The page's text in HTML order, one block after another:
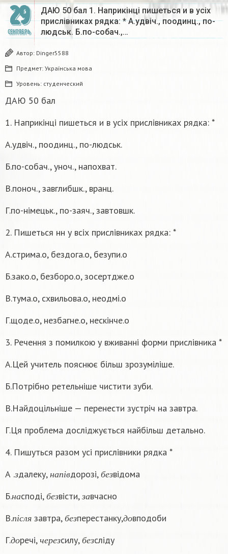
29
СЕНТЯБРЬ
ДАЮ 50 бал 1. Наприкінці пишеться и в усіх
прислівниках рядка: * А.удвіч., поодинц., по-
людськ. Б.по-собач.,…
Автор: Dinger5588
Предмет: Українська мова
Уровень: студенческий
ДАЮ 50 бал
1. Наприкінці пишеться и в усіх прислівниках рядка: *
А.удвіч., поодинц., по-людськ.
Б.по-собач., уноч., напохват.
В.поноч., завглибшк., вранц.
Г.по-німецьк., по-заяч., завтовшк.
2. Пишеться нн у всіх прислівниках рядка: *
А.стрима.о, бездога.о, безупи.о
Б.зако.о, безборо.о, зосертдже.о
В.тума.о, схвильова.о, неодмі.о
Г.щоде.о, незбагне.о, нескінче.о
3. Речення з помилкою у вживанні форми прислівника *
А.Цей учитель пояснює більш зрозуміліше.
Б.Потрібно ретельніше чистити зуби.
В.Найдоцільніше — перенести зустріч на завтра.
Г.Ця проблема досліджується найбільш детально.
4. Пишуться разом усі прислівники рядка *
А .з далеку, н а п і в
ів дорозі, б е з
б
відома
Б.н а споді, б е з
б вісти, з а вчасно
В.п і сля
іс завтра, б е з
б перестанку, д о
д вподоби
Г. д о
д речі, ч е р е з силу, б е з
б
сліду